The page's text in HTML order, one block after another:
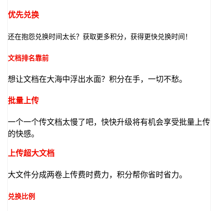
堂
我
的
课
我
的
证
我
实
验
的
收
的
技
术
我
的
云
议
优先兑换
还在抱怨兑换时间太长？获取更多积分，获得更快兑换时间！
文档排名靠前
想让文档在大海中浮出水面？积分在手，一切不愁。
批量上传
一个一个传文档太慢了吧，快快升级将有机会享受批量上传
的快感。
上传超大文档
大文件分成两卷上传费时费力，积分帮你省时省力。
兑换比例